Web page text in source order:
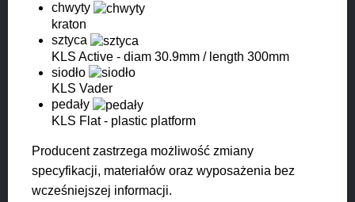
chwyty
kraton
sztyca
KLS Active - diam 30.9mm / length 300mm
siodło
KLS Vader
pedały
KLS Flat - plastic platform
Producent zastrzega możliwość zmiany
specyfikacji, materiałów oraz wyposażenia bez
wcześniejszej informacji.